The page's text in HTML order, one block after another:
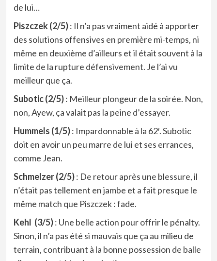
de lui…
Piszczek (2/5): Il n’a pas vraiment aidé à apporter
des solutions offensives en première mi-temps, ni
même en deuxième d’ailleurs et il était souvent à la
limite de la rupture défensivement. Je l’ai vu
meilleur que ça.
Subotic (2/5): Meilleur plongeur de la soirée. Non,
non, Ayew, ça valait pas la peine d’essayer.
Hummels (1/5): Impardonnable à la 62′. Subotic
doit en avoir un peu marre de lui et ses errances,
comme Jean.
Schmelzer (2/5): De retour après une blessure, il
n’était pas tellement en jambe et a fait presque le
même match que Piszczek : fade.
Kehl (3/5): Une belle action pour offrir le pénalty.
Sinon, il n’a pas été si mauvais que ça au milieu de
terrain, contribuant à la bonne possession de balle